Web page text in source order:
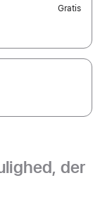
Gratis
der